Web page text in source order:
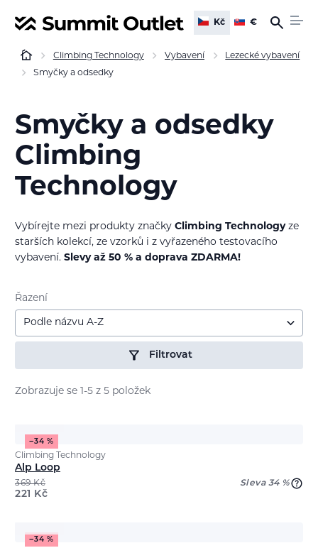
Kč €
Climbing Technology Vybavení
Lezecké vybavení
Smyčky a odsedky
Smyčky a odsedky
Climbing
Technology
Vybírejte mezi produkty značky Climbing Technologyze
starších kolekcí, ze vzorků i z vyřazeného testovacího
vybavení. Slevy až 50 % a doprava ZDARMA!
Řazení
Podle názvu A-Z
Filtrovat
Zobrazuje se 1-5 z 5 položek
−34 %
Climbing Technology
Alp Loop
369Kč Sleva 34 %
221 Kč
−34 %